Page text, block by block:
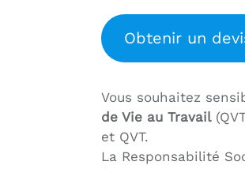
Obtenir un
Vous souhaitez
de Vie au Travail
et QVT.
La Responsabilité